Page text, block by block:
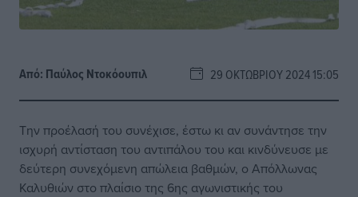
Από: Παύλος Nτοκόουπιλ 29 ΟΚΤΩΒΡΊΟΥ 2024 15:05
Την προέλασή του συνέχισε, έστω κι αν συνάντησε την
ισχυρή αντίσταση του αντιπάλου του και κινδύνευσε με
δεύτερη συνεχόμενη απώλεια βαθμών, ο Απόλλωνας
Καλυθιών στο πλαίσιο της 6ης αγωνιστικής του